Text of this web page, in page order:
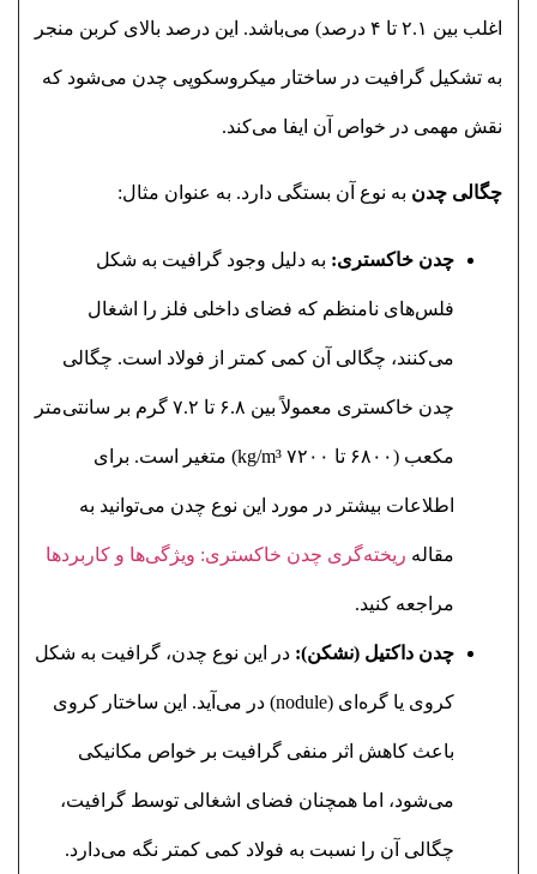
اغلب بین ۲.۱ تا ۴ درصد) می‌باشد. این درصد بالای کربن منجر
به تشکیل گرافیت در ساختار میکروسکوپی چدن می‌شود که
نقش مهمی در خواص آن ایفا می‌کند.
چگالی چدن به نوع آن بستگی دارد. به عنوان مثال:
چدن خاکستری: به دلیل وجود گرافیت به شکل
فلس‌های نامنظم که فضای داخلی فلز را اشغال
می‌کنند، چگالی آن کمی کمتر از فولاد است. چگالی
چدن خاکستری معمولاً بین ۶.۸ تا ۷.۲ گرم بر سانتی‌متر
مکعب (۶۸۰۰ تا ۷۲۰۰ kg/m³) متغیر است. برای
اطلاعات بیشتر در مورد این نوع چدن می‌توانید به
مقاله ریخته‌گری چدن خاکستری: ویژگی‌ها و کاربردها
مراجعه کنید.
چدن داکتیل (نشکن): در این نوع چدن، گرافیت به شکل
کروی یا گره‌ای (nodule) در می‌آید. این ساختار کروی
باعث کاهش اثر منفی گرافیت بر خواص مکانیکی
می‌شود، اما همچنان فضای اشغالی توسط گرافیت،
چگالی آن را نسبت به فولاد کمی کمتر نگه می‌دارد.